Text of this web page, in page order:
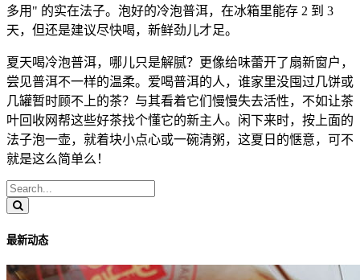
多用" 的实在法子。泡好的冷泡普洱，在冰箱里能存 2 到 3
天，但还是建议尽快喝，新鲜劲儿才足。
夏天喝冷泡普洱，哪儿只是解腻？更像给味蕾开了扇新窗户，
尝见普洱不一样的温柔。爱喝普洱的人，谁家里没囤过几饼或
几罐暂时顾不上的茶？与其看着它们慢慢失去活性，不如让茶
叶回收网帮这些好茶找个懂它的新主人。闲下来时，按上面的
法子泡一壶，就着块小点心或一碗清粥，这夏日的惬意，可不
就是这么简单么！
最新动态